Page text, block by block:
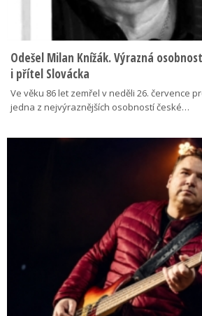
Odešel Milan Knížák. Výrazná
i přítel Slovácka
Ve věku 86 let zemřel v neděli 26. července
jedna z nejvýraznějších osobností české…